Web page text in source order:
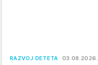
RAZVOJ DETETA 03.08.2026.